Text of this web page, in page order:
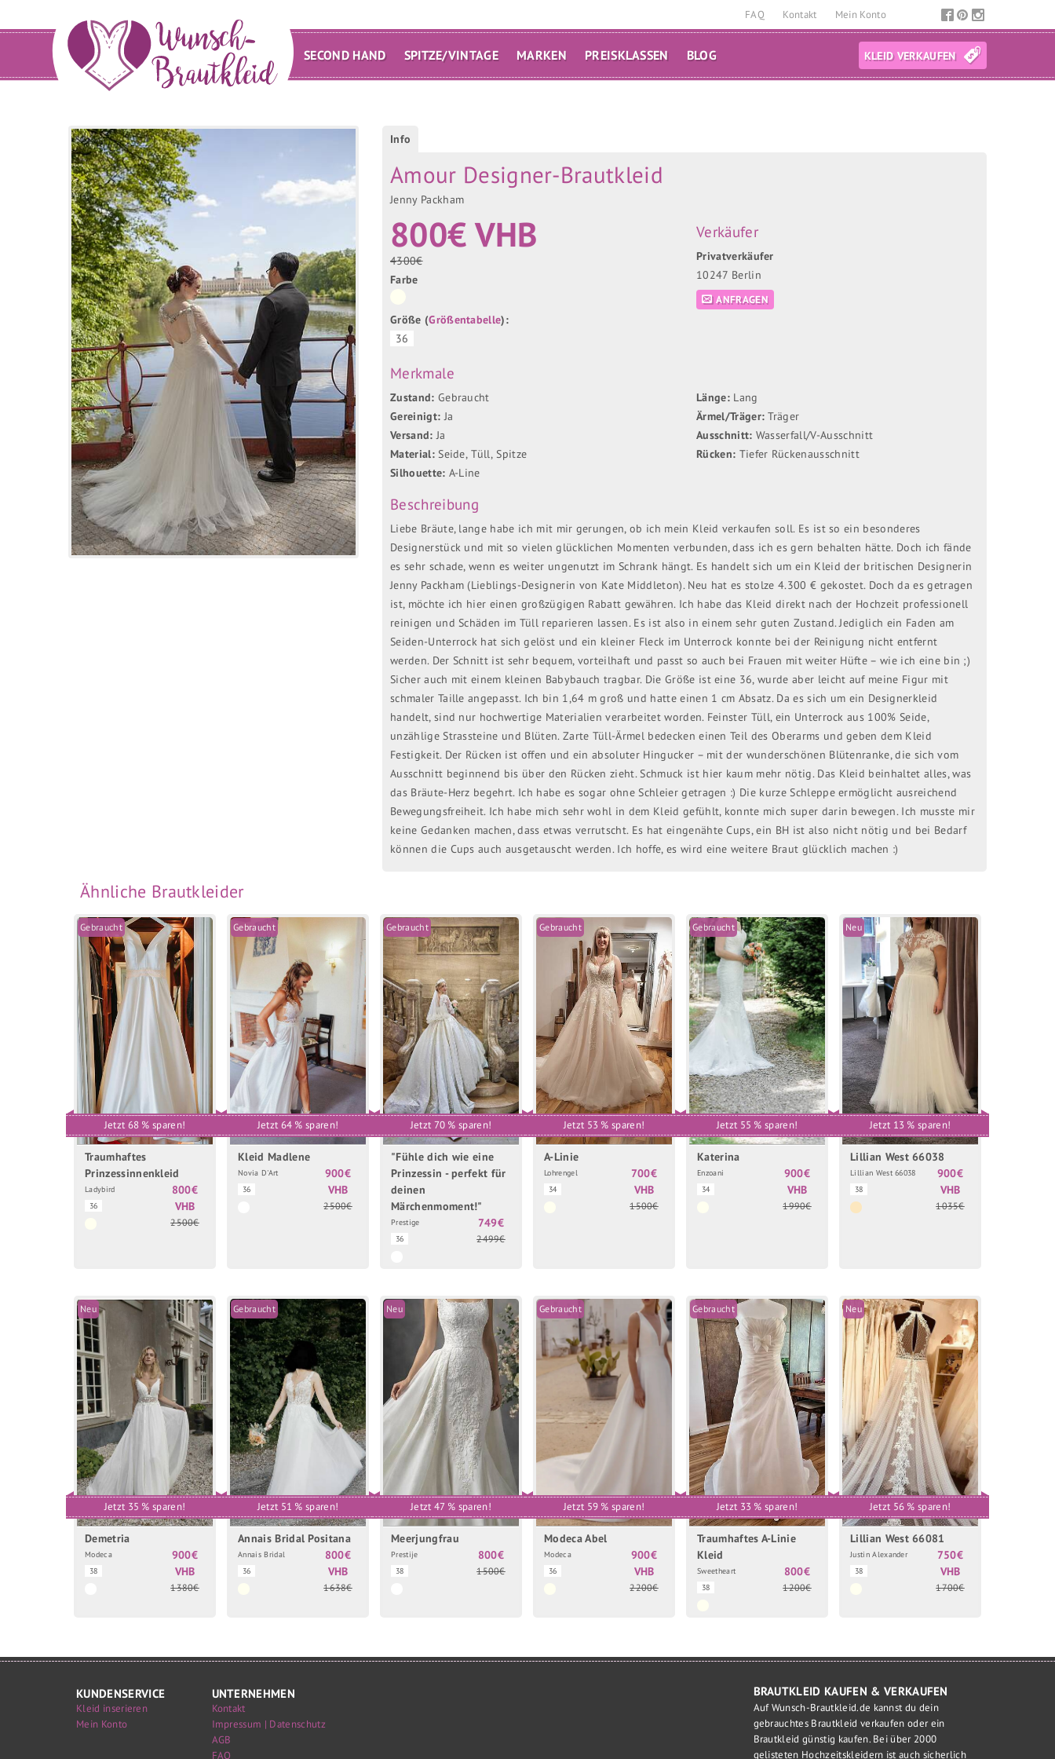
FAQ Kontakt Mein Konto
SECOND HAND SPITZE/VINTAGE MARKEN PREISKLASSEN BLOG KLEID VERKAUFEN
Info
Amour Designer-Brautkleid
Jenny Packham
800€ VHB
4300€
Farbe
Größe (Größentabelle):
36
Verkäufer
Privatverkäufer
10247 Berlin
ANFRAGEN
Merkmale
Zustand: Gebraucht
Gereinigt: Ja
Versand: Ja
Material:Seide, Tüll, Spitze
Silhouette: A-Line
Länge:Lang
Ärmel/Träger: Träger
Ausschnitt: Wasserfall/V-Ausschnitt
Rücken: Tiefer Rückenausschnitt
Beschreibung
Liebe Bräute, lange habe ich mit mir gerungen, ob ich mein Kleid verkaufen soll. Es ist so ein besonderes
Designerstück und mit so vielen glücklichen Momenten verbunden, dass ich es gern behalten hätte. Doch ich fände
es sehr schade, wenn es weiter ungenutzt im Schrank hängt. Es handelt sich um ein Kleid der britischen Designerin
Jenny Packham (Lieblings-Designerin von Kate Middleton). Neu hat es stolze 4.300 € gekostet. Doch da es getragen
ist, möchte ich hier einen großzügigen Rabatt gewähren. Ich habe das Kleid direkt nach der Hochzeit professionell
reinigen und Schäden im Tüll reparieren lassen. Es ist also in einem sehr guten Zustand. Jediglich ein Faden am
Seiden-Unterrock hat sich gelöst und ein kleiner Fleck im Unterrock konnte bei der Reinigung nicht entfernt
werden. Der Schnitt ist sehr bequem, vorteilhaft und passt so auch bei Frauen mit weiter Hüfte – wie ich eine bin ;)
Sicher auch mit einem kleinen Babybauch tragbar. Die Größe ist eine 36, wurde aber leicht auf meine Figur mit
schmaler Taille angepasst. Ich bin 1,64 m groß und hatte einen 1 cm Absatz. Da es sich um ein Designerkleid
handelt, sind nur hochwertige Materialien verarbeitet worden. Feinster Tüll, ein Unterrock aus 100% Seide,
unzählige Strassteine und Blüten. Zarte Tüll-Ärmel bedecken einen Teil des Oberarms und geben dem Kleid
Festigkeit. Der Rücken ist offen und ein absoluter Hingucker – mit der wunderschönen Blütenranke, die sich vom
Ausschnitt beginnend bis über den Rücken zieht. Schmuck ist hier kaum mehr nötig. Das Kleid beinhaltet alles, was
das Bräute-Herz begehrt. Ich habe es sogar ohne Schleier getragen :) Die kurze Schleppe ermöglicht ausreichend
Bewegungsfreiheit. Ich habe mich sehr wohl in dem Kleid gefühlt, konnte mich super darin bewegen. Ich musste mir
keine Gedanken machen, dass etwas verrutscht. Es hat eingenähte Cups, ein BH ist also nicht nötig und bei Bedarf
können die Cups auch ausgetauscht werden. Ich hoffe, es wird eine weitere Braut glücklich machen :)
Ähnliche Brautkleider
Gebraucht
Jetzt 68 % sparen!
Traumhaftes
Prinzessinnenkleid
Ladybird
36
800€
VHB
2500€
Gebraucht
Jetzt 64 % sparen!
Kleid Madlene
Novia D'Art
36
900€
VHB
2500€
Gebraucht
Jetzt 70 % sparen!
"Fühle dich wie eine
Prinzessin - perfekt für
deinen
Märchenmoment!"
Prestige
36
749€
2499€
Gebraucht
Jetzt 53 % sparen!
A-Linie
Lohrengel
34
700€
VHB
1500€
Gebraucht
Jetzt 55 % sparen!
Katerina
Enzoani
34
900€
VHB
1990€
Neu
Jetzt 13 % sparen!
Lillian West 66038
Lillian West 66038
38
900€
VHB
1035€
Neu
Jetzt 35 % sparen!
Demetria
Modeca
38
900€
VHB
1380€
Gebraucht
Jetzt 51 % sparen!
Annais Bridal Positana
Annais Bridal
36
800€
VHB
1638€
Neu
Jetzt 47 % sparen!
Meerjungfrau
Prestije
38
800€
1500€
Gebraucht
Jetzt 59 % sparen!
Modeca Abel
Modeca
36
900€
VHB
2200€
Gebraucht
Jetzt 33 % sparen!
Traumhaftes A-Linie
Kleid
Sweetheart
38
800€
1200€
Neu
Jetzt 56 % sparen!
Lillian West 66081
Justin Alexander
38
750€
VHB
1700€
KUNDENSERVICE
Kleid inserieren
Mein Konto
UNTERNEHMEN
Kontakt
Impressum | Datenschutz
AGB
FAQ
BRAUTKLEID KAUFEN & VERKAUFEN
Auf Wunsch-Brautkleid.de kannst du dein
gebrauchtes Brautkleid verkaufen oder ein
Brautkleid günstig kaufen. Bei über 2000
gelisteten Hochzeitskleidern ist auch sicherlich